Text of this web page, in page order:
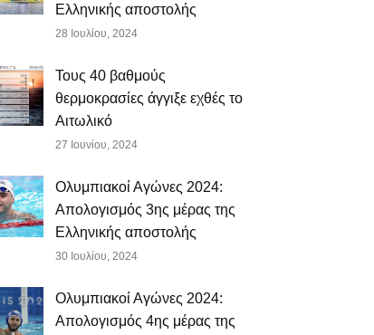
Ελληνικής αποστολής
28 Ιουλίου, 2024
Τους 40 βαθμούς
θερμοκρασίες άγγιξε εχθές το
Αιτωλικό
27 Ιουνίου, 2024
Ολυμπιακοί Αγώνες 2024:
Απολογισμός 3ης μέρας της
Ελληνικής αποστολής
30 Ιουλίου, 2024
Ολυμπιακοί Αγώνες 2024:
Απολογισμός 4ης μέρας της